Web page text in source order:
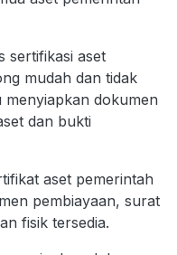
sertifikasi aset
mudah dan tidak
dokumen
dan bukti
aset pemerintah
pembiayaan, surat
fisik tersedia.